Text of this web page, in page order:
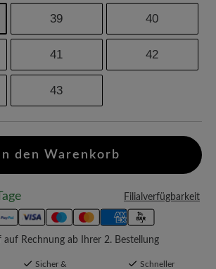
39 40
41 42
43
In den Warenkorb
Filialverfügbarkeit
auf Rechnung ab Ihrer 2. Bestellung
Sicher &
Schneller